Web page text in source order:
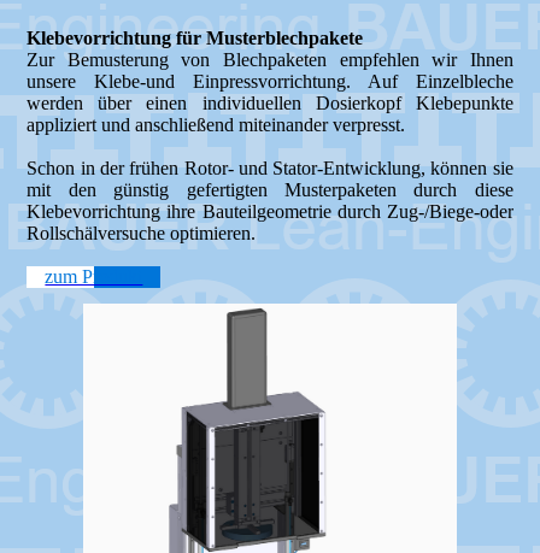
Klebevorrichtung für Musterblechpakete
Zur Bemusterung von Blechpaketen empfehlen wir Ihnen
unsere Klebe-und Einpressvorrichtung. Auf Einzelbleche
werden über einen individuellen Dosierkopf Klebepunkte
appliziert und anschließend miteinander verpresst.
Schon in der frühen Rotor- und Stator-Entwicklung, können sie
mit den günstig gefertigten Musterpaketen durch diese
Klebevorrichtung ihre Bauteilgeometrie durch Zug-/Biege-oder
Rollschälversuche optimieren.
zum Produkt